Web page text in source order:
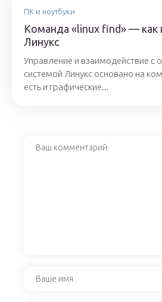
ПК и ноутбуки
Команда «linux find» — как
Линукс
Управление и взаимодействие с
системой Линукс основано на
есть и графические...